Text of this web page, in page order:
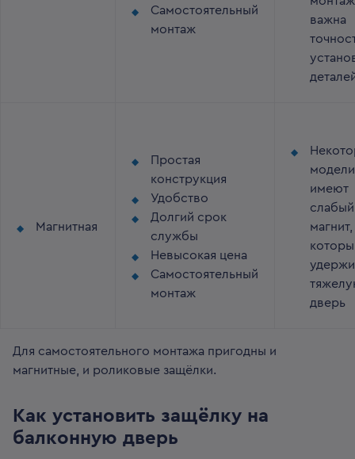
Самостоятельный
монтаж
важна
Магнитная
Простая
конструкция
Удобство
Долгий срок
службы
Невысокая цена
Самостоятельный
монтаж
модели
имеют
слабый
магнит,
дверь
Для самостоятельного монтажа пригодны и
магнитные, и роликовые защёлки.
Как установить защёлку на
балконную дверь